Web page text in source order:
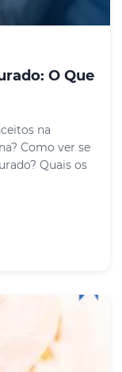
O Que
na
Como ver se
Quais os